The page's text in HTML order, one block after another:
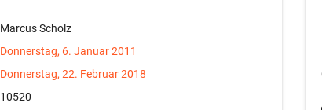
Marcus Scholz
Donnerstag, 6. Januar 2011
Donnerstag, 22. Februar 2018
10520